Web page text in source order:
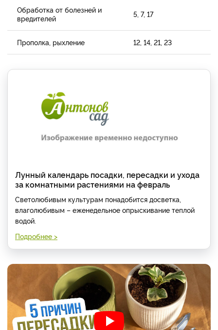
Обработка от болезней и
вредителей
5, 7, 17
Прополка, рыхление 12, 14, 21, 23
Лунный календарь посадки, пересадки и ухода
за комнатными растениями на февраль
Светолюбивым культурам понадобится досветка,
влаголюбивым – еженедельное опрыскивание теплой
водой.
Подробнее >